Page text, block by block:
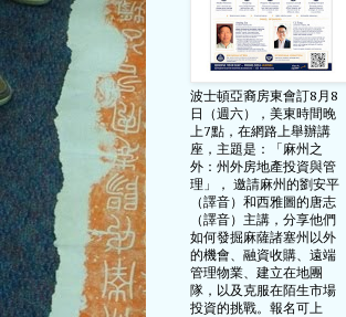
波士頓亞裔房東會訂8月8
日（週六），美東時間晚
上7點，在網路上舉辦講
座，主題是：「麻州之
外：州外房地產投資與管
理」， 邀請麻州的劉安平
（譯音）和西雅圖的唐志
（譯音）主講，分享他們
如何發掘麻薩諸塞州以外
的機會、融資收購、遠端
管理物業、建立在地團
隊，以及克服在陌生市場
投資的挑戰。報名可上